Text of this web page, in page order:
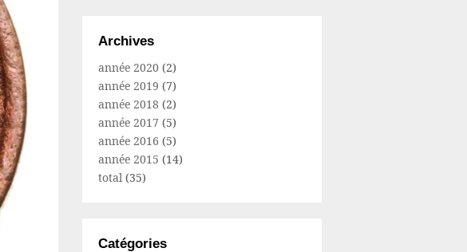
Archives
année 2020 (2)
année 2019 (7)
année 2018 (2)
année 2017 (5)
année 2016 (5)
année 2015 (14)
total (35)
Catégories